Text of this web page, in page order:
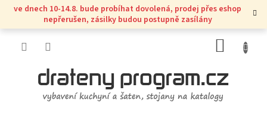
Přejít
obsah
ve dnech 10-14.8. bude probíhat dovolená, prodej přes eshop
nepřerušen, zásilky budou postupně zasílány
KOŠÍK